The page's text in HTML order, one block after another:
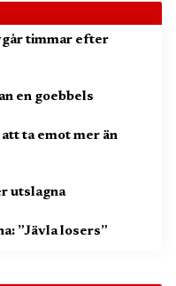
timmar efter
en goebbels
ta emot mer än
utslagna
”Jävla losers”